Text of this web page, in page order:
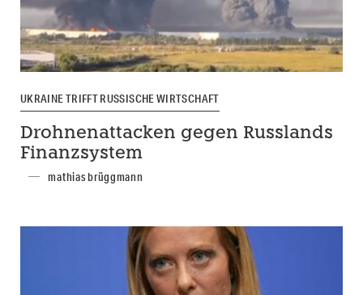
UKRAINE TRIFFT RUSSISCHE WIRTSCHAFT
Drohnenattacken gegen Russlands
Finanzsystem
mathias brüggmann